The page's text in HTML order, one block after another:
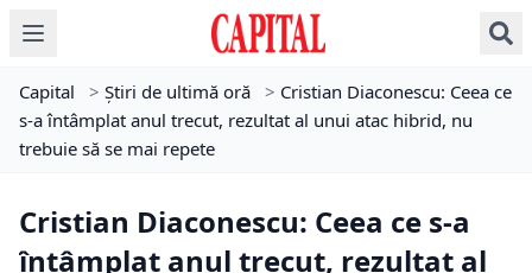
Capital > Știri de ultimă oră > Cristian Diaconescu: Ceea ce
s-a întâmplat anul trecut, rezultat al unui atac hibrid, nu
trebuie să se mai repete
Cristian Diaconescu: Ceea ce s-a
întâmplat anul trecut, rezultat al